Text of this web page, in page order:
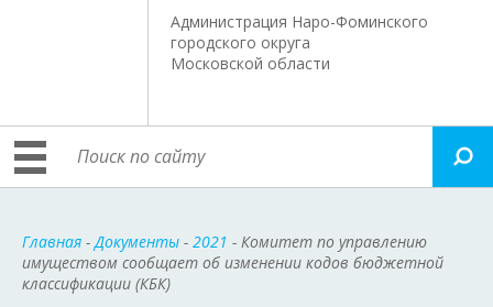
Администрация Наро-Фоминского
городского округа
Московской области
Главная -Документы - 2021 - Комитет по управлению
имуществом сообщает об изменении кодов бюджетной
классификации (КБК)